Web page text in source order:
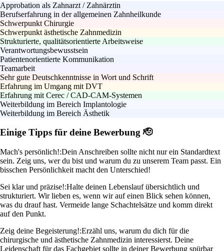
Approbation als Zahnarzt / Zahnärztin
Berufserfahrung in der allgemeinen Zahnheilkunde
Schwerpunkt Chirurgie
Schwerpunkt ästhetische Zahnmedizin
Strukturierte, qualitätsorientierte Arbeitsweise
Verantwortungsbewusstsein
Patientenorientierte Kommunikation
Teamarbeit
Sehr gute Deutschkenntnisse in Wort und Schrift
Erfahrung im Umgang mit DVT
Erfahrung mit Cerec / CAD-CAM-Systemen
Weiterbildung im Bereich Implantologie
Weiterbildung im Bereich Ästhetik
Einige Tipps für deine Bewerbung 🫡
Mach's persönlich!:Dein Anschreiben sollte nicht nur ein Standardtext
sein. Zeig uns, wer du bist und warum du zu unserem Team passt. Ein
bisschen Persönlichkeit macht den Unterschied!
Sei klar und präzise!:Halte deinen Lebenslauf übersichtlich und
strukturiert. Wir lieben es, wenn wir auf einen Blick sehen können,
was du drauf hast. Vermeide lange Schachtelsätze und komm direkt
auf den Punkt.
Zeig deine Begeisterung!:Erzähl uns, warum du dich für die
chirurgische und ästhetische Zahnmedizin interessierst. Deine
Leidenschaft für das Fachgebiet sollte in deiner Bewerbung spürbar